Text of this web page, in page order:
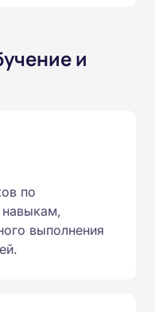
и
по
выполнения